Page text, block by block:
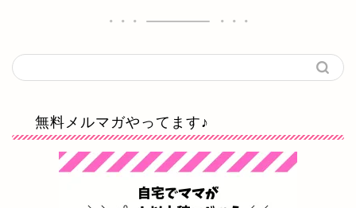
無料メルマガやってます♪